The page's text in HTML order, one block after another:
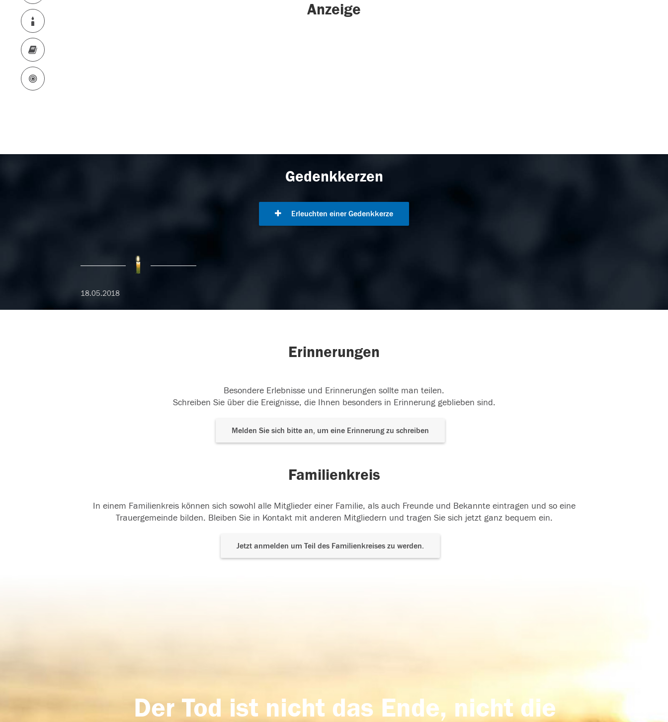
Anzeige
Gedenkkerzen
Erleuchten einer Gedenkkerze
18.05.2018
Erinnerungen
Besondere Erlebnisse und Erinnerungen sollte man teilen.
Schreiben Sie über die Ereignisse, die Ihnen besonders in Erinnerung geblieben sind.
Melden Sie sich bitte an, um eine Erinnerung zu schreiben
Familienkreis
In einem Familienkreis können sich sowohl alle Mitglieder einer Familie, als auch Freunde und Bekannte eintragen und so eine
Trauergemeinde bilden. Bleiben Sie in Kontakt mit anderen Mitgliedern und tragen Sie sich jetzt ganz bequem ein.
Jetzt anmelden um Teil des Familienkreises zu werden.
Der Tod ist nicht das Ende, nicht die